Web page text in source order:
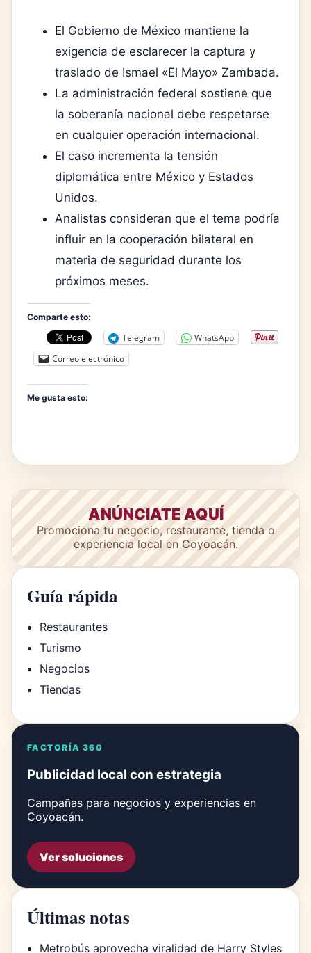
El Gobierno de México mantiene la
exigencia de esclarecer la captura y
traslado de Ismael «El Mayo» Zambada.
La administración federal sostiene que
la soberanía nacional debe respetarse
en cualquier operación internacional.
El caso incrementa la tensión
diplomática entre México y Estados
Unidos.
Analistas consideran que el tema podría
influir en la cooperación bilateral en
materia de seguridad durante los
próximos meses.
Comparte esto:
Telegram
WhatsApp
Correo electrónico
Me gusta esto:
ANÚNCIATE AQUÍ
Promociona tu negocio, restaurante, tienda o
experiencia local en Coyoacán.
Guía rápida
Restaurantes
Turismo
Negocios
Tiendas
FACTORÍA 360
Publicidad local con estrategia
Campañas para negocios y experiencias en
Coyoacán.
Ver soluciones
Últimas notas
Metrobús aprovecha viralidad de Harry Styles